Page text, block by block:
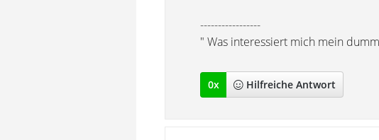
-----------------
" Was interessiert mich mein
0x Hilfreiche Antwort